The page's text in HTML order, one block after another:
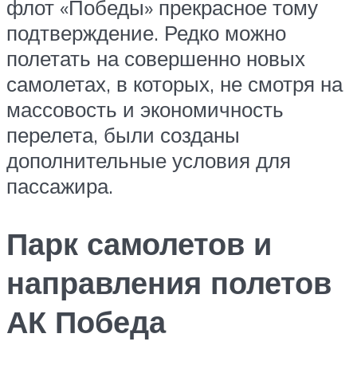
флот «Победы» прекрасное тому
подтверждение. Редко можно
полетать на совершенно новых
самолетах, в которых, не смотря на
массовость и экономичность
перелета, были созданы
дополнительные условия для
пассажира.
Парк самолетов и
направления полетов
АК Победа